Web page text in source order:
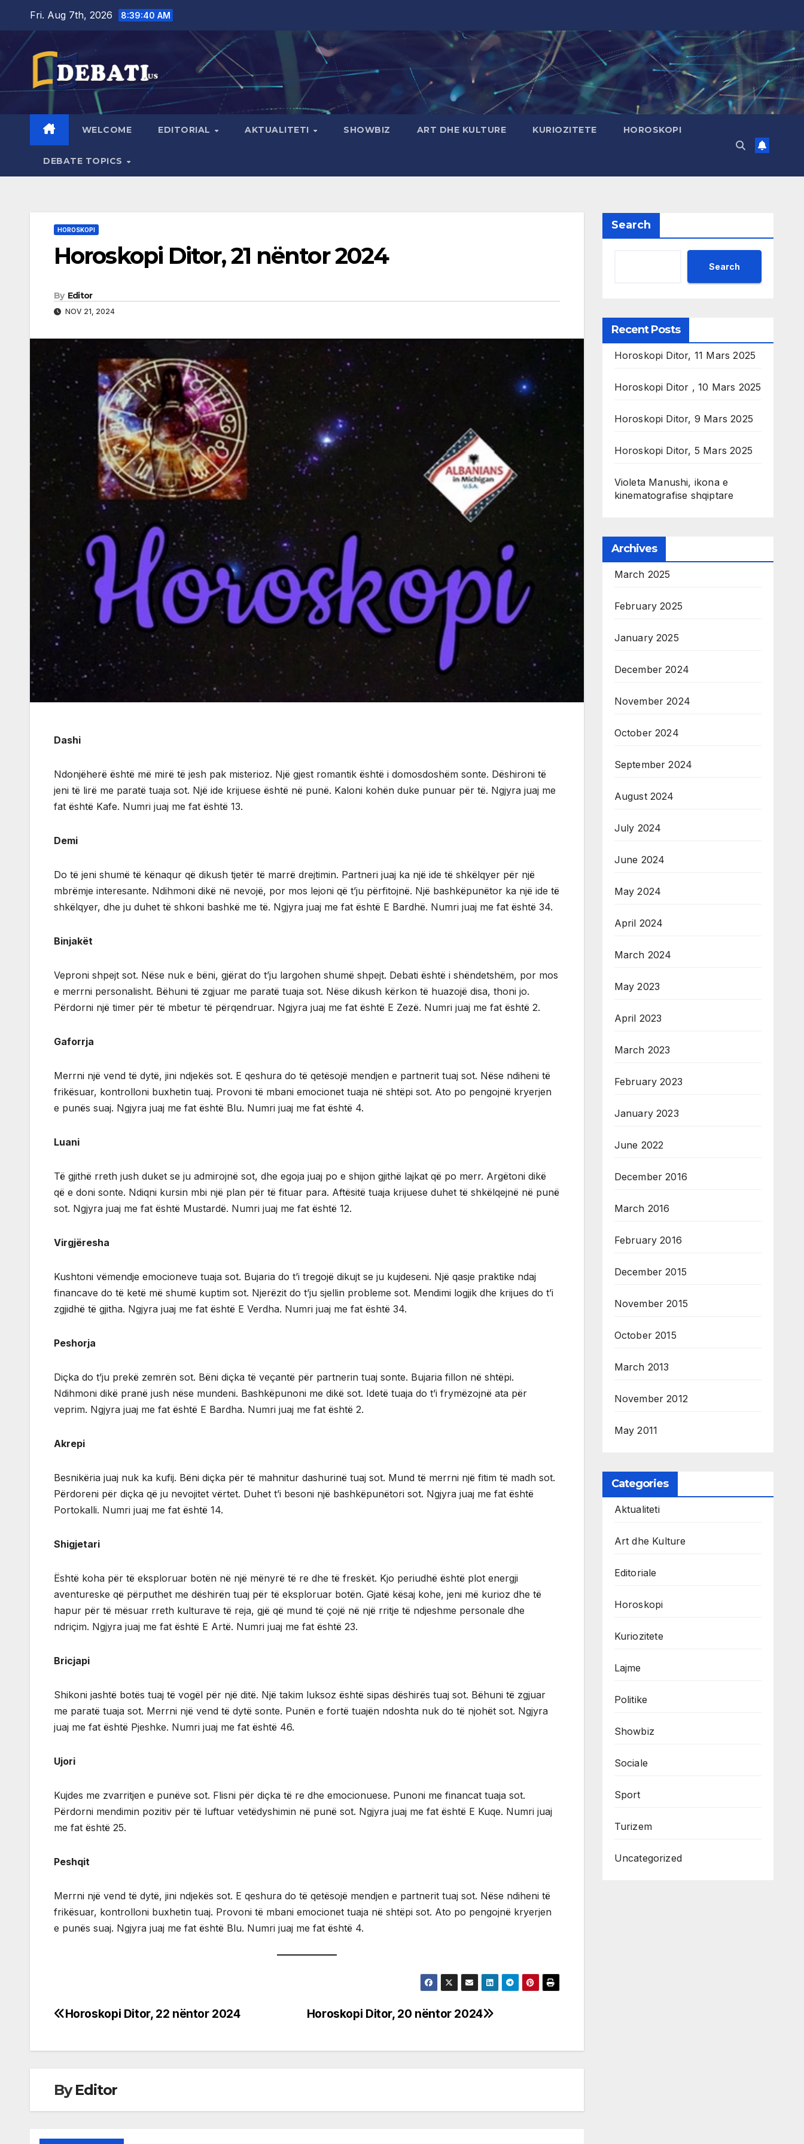
content
Fri. Aug 7th, 2026 8:39:42 AM
WELCOME EDITORIAL AKTUALITETI SHOWBIZ ART DHE KULTURE KURIOZITETE HOROSKOPI
DEBATE TOPICS
HOROSKOPI
Horoskopi Ditor, 21 nëntor 2024
By Editor
NOV 21, 2024
Dashi
Ndonjëherë është më mirë të jesh pak misterioz. Një gjest romantik është i domosdoshëm sonte. Dëshironi të
jeni të lirë me paratë tuaja sot. Një ide krijuese është në punë. Kaloni kohën duke punuar për të. Ngjyra juaj me
fat është Kafe. Numri juaj me fat është 13.
Demi
Do të jeni shumë të kënaqur që dikush tjetër të marrë drejtimin. Partneri juaj ka një ide të shkëlqyer për një
mbrëmje interesante. Ndihmoni dikë në nevojë, por mos lejoni që t’ju përfitojnë. Një bashkëpunëtor ka një ide të
shkëlqyer, dhe ju duhet të shkoni bashkë me të. Ngjyra juaj me fat është E Bardhë. Numri juaj me fat është 34.
Binjakët
Veproni shpejt sot. Nëse nuk e bëni, gjërat do t’ju largohen shumë shpejt. Debati është i shëndetshëm, por mos
e merrni personalisht. Bëhuni të zgjuar me paratë tuaja sot. Nëse dikush kërkon të huazojë disa, thoni jo.
Përdorni një timer për të mbetur të përqendruar. Ngjyra juaj me fat është E Zezë. Numri juaj me fat është 2.
Gaforrja
Merrni një vend të dytë, jini ndjekës sot. E qeshura do të qetësojë mendjen e partnerit tuaj sot. Nëse ndiheni të
frikësuar, kontrolloni buxhetin tuaj. Provoni të mbani emocionet tuaja në shtëpi sot. Ato po pengojnë kryerjen
e punës suaj. Ngjyra juaj me fat është Blu. Numri juaj me fat është 4.
Luani
Të gjithë rreth jush duket se ju admirojnë sot, dhe egoja juaj po e shijon gjithë lajkat që po merr. Argëtoni dikë
që e doni sonte. Ndiqni kursin mbi një plan për të fituar para. Aftësitë tuaja krijuese duhet të shkëlqejnë në punë
sot. Ngjyra juaj me fat është Mustardë. Numri juaj me fat është 12.
Virgjëresha
Kushtoni vëmendje emocioneve tuaja sot. Bujaria do t’i tregojë dikujt se ju kujdeseni. Një qasje praktike ndaj
financave do të ketë më shumë kuptim sot. Njerëzit do t’ju sjellin probleme sot. Mendimi logjik dhe krijues do t’i
zgjidhë të gjitha. Ngjyra juaj me fat është E Verdha. Numri juaj me fat është 34.
Peshorja
Diçka do t’ju prekë zemrën sot. Bëni diçka të veçantë për partnerin tuaj sonte. Bujaria fillon në shtëpi.
Ndihmoni dikë pranë jush nëse mundeni. Bashkëpunoni me dikë sot. Idetë tuaja do t’i frymëzojnë ata për
veprim. Ngjyra juaj me fat është E Bardha. Numri juaj me fat është 2.
Akrepi
Besnikëria juaj nuk ka kufij. Bëni diçka për të mahnitur dashurinë tuaj sot. Mund të merrni një fitim të madh sot.
Përdoreni për diçka që ju nevojitet vërtet. Duhet t’i besoni një bashkëpunëtori sot. Ngjyra juaj me fat është
Portokalli. Numri juaj me fat është 14.
Shigjetari
Është koha për të eksploruar botën në një mënyrë të re dhe të freskët. Kjo periudhë është plot energji
aventureske që përputhet me dëshirën tuaj për të eksploruar botën. Gjatë kësaj kohe, jeni më kurioz dhe të
hapur për të mësuar rreth kulturave të reja, gjë që mund të çojë në një rritje të ndjeshme personale dhe
ndriçim. Ngjyra juaj me fat është E Artë. Numri juaj me fat është 23.
Bricjapi
Shikoni jashtë botës tuaj të vogël për një ditë. Një takim luksoz është sipas dëshirës tuaj sot. Bëhuni të zgjuar
me paratë tuaja sot. Merrni një vend të dytë sonte. Punën e fortë tuajën ndoshta nuk do të njohët sot. Ngjyra
juaj me fat është Pjeshke. Numri juaj me fat është 46.
Ujori
Kujdes me zvarritjen e punëve sot. Flisni për diçka të re dhe emocionuese. Punoni me financat tuaja sot.
Përdorni mendimin pozitiv për të luftuar vetëdyshimin në punë sot. Ngjyra juaj me fat është E Kuqe. Numri juaj
me fat është 25.
Peshqit
Merrni një vend të dytë, jini ndjekës sot. E qeshura do të qetësojë mendjen e partnerit tuaj sot. Nëse ndiheni të
frikësuar, kontrolloni buxhetin tuaj. Provoni të mbani emocionet tuaja në shtëpi sot. Ato po pengojnë kryerjen
e punës suaj. Ngjyra juaj me fat është Blu. Numri juaj me fat është 4.
Post
Horoskopi Ditor, 20 nëntor 2024
Horoskopi Ditor, 22 nëntor 2024
ByEditor
Search
Search
Recent Posts
Horoskopi Ditor, 11 Mars 2025
Horoskopi Ditor , 10 Mars 2025
Horoskopi Ditor, 9 Mars 2025
Horoskopi Ditor, 5 Mars 2025
Violeta Manushi, ikona e
kinematografise shqiptare
Archives
March 2025
February 2025
January 2025
December 2024
November 2024
October 2024
September 2024
August 2024
July 2024
June 2024
May 2024
April 2024
March 2024
May 2023
April 2023
March 2023
February 2023
January 2023
June 2022
December 2016
March 2016
February 2016
December 2015
November 2015
October 2015
March 2013
November 2012
May 2011
Categories
Aktualiteti
Art dhe Kulture
Editoriale
Horoskopi
Kuriozitete
Lajme
Politike
Showbiz
Sociale
Sport
Turizem
Uncategorized